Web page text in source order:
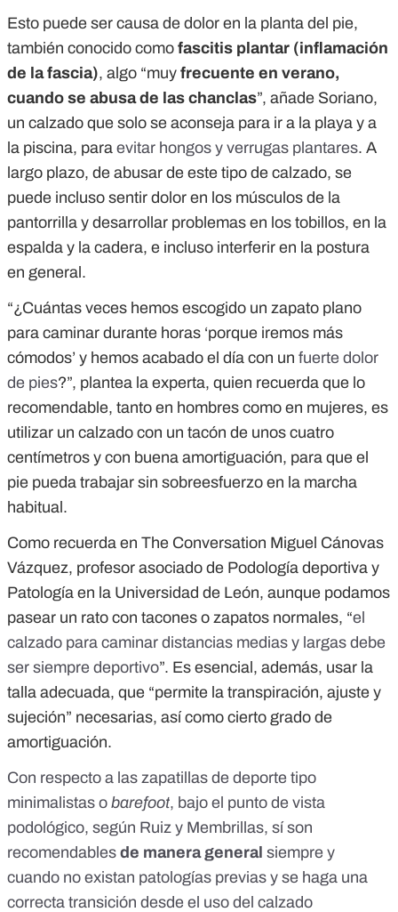
Esto puede ser causa de dolor en la planta del pie,
también conocido como fascitis plantar (inflamación
de la fascia), algo “muy frecuente en verano,
cuando se abusa de las chanclas”, añade Soriano,
un calzado que solo se aconseja para ir a la playa y a
la piscina, para evitar hongos y verrugas plantares. A
largo plazo, de abusar de este tipo de calzado, se
puede incluso sentir dolor en los músculos de la
pantorrilla y desarrollar problemas en los tobillos, en la
espalda y la cadera, e incluso interferir en la postura
en general.
“¿Cuántas veces hemos escogido un zapato plano
para caminar durante horas ‘porque iremos más
cómodos’ y hemos acabado el día con un fuerte dolor
de pies?”, plantea la experta, quien recuerda que lo
recomendable, tanto en hombres como en mujeres, es
utilizar un calzado con un tacón de unos cuatro
centímetros y con buena amortiguación, para que el
pie pueda trabajar sin sobreesfuerzo en la marcha
habitual.
Como recuerda en The Conversation Miguel Cánovas
Vázquez, profesor asociado de Podología deportiva y
Patología en la Universidad de León, aunque podamos
pasear un rato con tacones o zapatos normales, “el
calzado para caminar distancias medias y largas debe
ser siempre deportivo”. Es esencial, además, usar la
talla adecuada, que “permite la transpiración, ajuste y
sujeción” necesarias, así como cierto grado de
amortiguación.
Con respecto a las zapatillas de deporte tipo
minimalistas o barefoot, bajo el punto de vista
podológico, según Ruiz y Membrillas, sí son
recomendables de manera general siempre y
cuando no existan patologías previas y se haga una
correcta transición desde el uso del calzado